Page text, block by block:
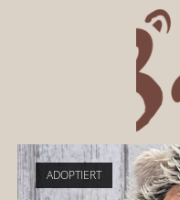
ADOPTIERT